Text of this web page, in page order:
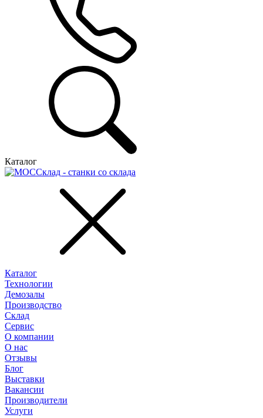
Каталог
Каталог
Технологии
Демозалы
Производство
Склад
Сервис
О компании
О нас
Отзывы
Блог
Выставки
Вакансии
Производители
Услуги